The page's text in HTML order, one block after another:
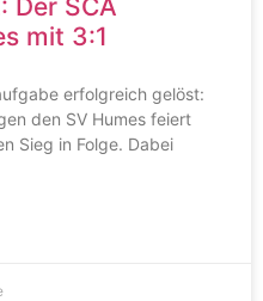
Der SCA
mit 3:1
erfolgreich gelöst:
den SV Humes feiert
Sieg in Folge. Dabei